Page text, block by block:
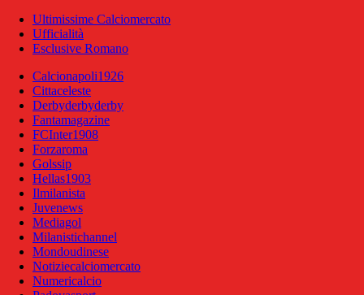
Ultimissime Calciomercato
Ufficialità
Esclusive Romano
Calcionapoli1926
Cittaceleste
Derbyderbyderby
Fantamagazine
FCInter1908
Forzaroma
Golssip
Hellas1903
Ilmilanista
Juvenews
Mediagol
Milanistichannel
Mondoudinese
Notiziecalciomercato
Numericalcio